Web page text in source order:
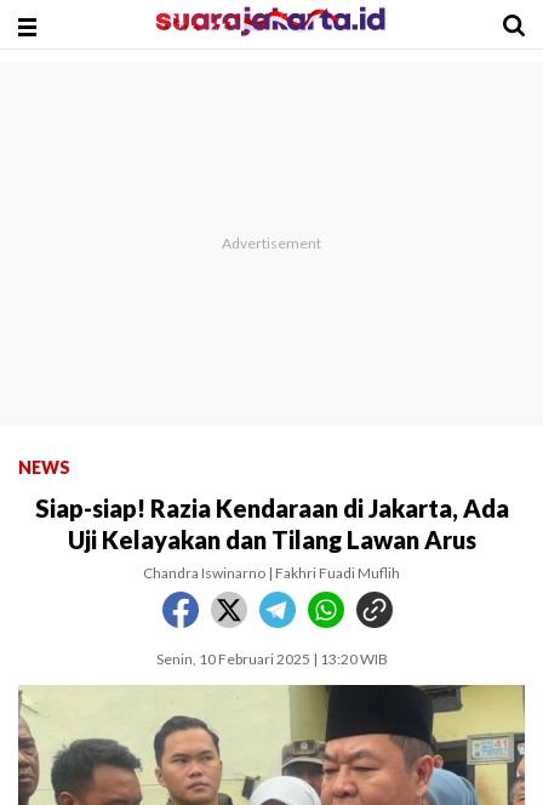
NEWS
Siap-siap! Razia Kendaraan di Jakarta, Ada
Uji Kelayakan dan Tilang Lawan Arus
Chandra Iswinarno | Fakhri Fuadi Muflih
Senin, 10 Februari 2025 | 13:20 WIB